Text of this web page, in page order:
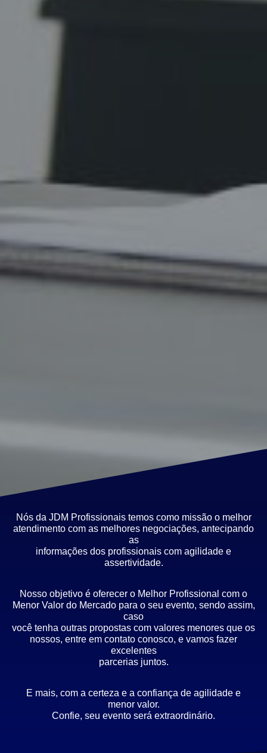
Nós da JDM Profissionais temos como missão o melhor
atendimento com as melhores negociações, antecipando
as
informações dos profissionais com agilidade e
assertividade.
Nosso objetivo é oferecer o Melhor Profissional com o
Menor Valor do Mercado para o seu evento, sendo assim,
caso
você tenha outras propostas com valores menores que os
nossos, entre em contato conosco, e vamos fazer
excelentes
parcerias juntos.
E mais, com a certeza e a confiança de agilidade e
menor valor.
Confie, seu evento será extraordinário.